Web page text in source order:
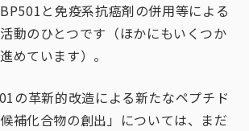
と免疫系抗癌剤の併用等による
動のひとつです（ほかにもいくつか
めています）。
の革新的改造による新たなペプチド
補化合物の創出」については、まだ